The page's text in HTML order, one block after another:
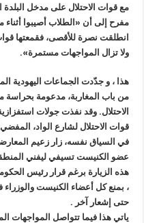
مع قوات الاحتلال على مدخل البلدة
مفرح إلى أن «الطلاب أصيبوا
انطلقت نصرة للأقصى، فقمعتها
ولا تزال المواجهات مستمرة».
هذا ، و جدّدت الجماعات اليهودية
من باب المغاربة، مدعومة
الاحتلال. وقد نفذت جولات
قوات الاحتلال لشارع الواد،
في السياق نفسه، زار زعيم
عضو الكنيست تسيفي ليفني
هذه الزيارة برغم قرار رئيس
، بمنع كل أعضاء الكنيست
حتى إشعار آخر .
ياتي هذا فيما تتواصل المواجهات